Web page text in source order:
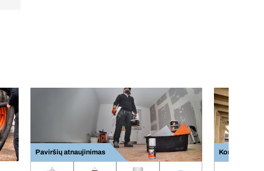
Paviršių atnaujinimas Konstrukcijų